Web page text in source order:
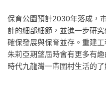
保育公園預計2030年落成，
計的細部細節，並進一步研
確保發展與保育並存。重建
朱莉亞期望屆時會有更多有
時代九龍灣一帶圍村生活的了